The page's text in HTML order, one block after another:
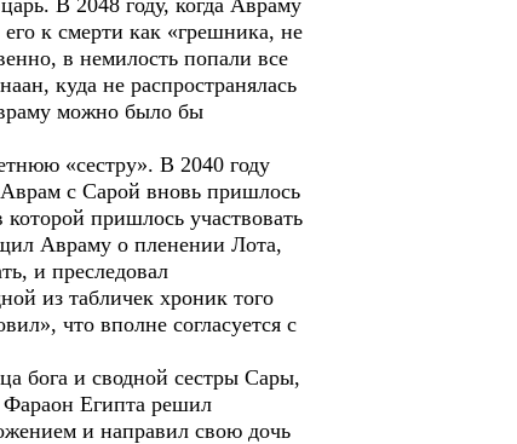
В 2048 году, когда Авраму
к смерти как «грешника, не
в немилость попали все
куда не распространялась
можно было бы
«сестру». В 2040 году
с Сарой вновь пришлось
пришлось участвовать
Авраму о пленении Лота,
и преследовал
из табличек хроник того
что вполне согласуется с
бога и сводной сестры Сары,
Египта решил
и направил свою дочь